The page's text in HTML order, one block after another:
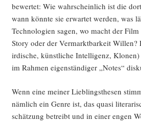
bewer­tet: Wie wahr­schein­lich ist die
wann könn­te sie erwar­tet wer­den, was
Tech­no­lo­gien sagen, wo macht der
Sto­ry oder der Ver­markt­bar­keit
ir­di­sche, künst­li­che Intel­li­genz,
im Rah­men eigen­stän­di­ger „Notes“
Wenn eine mei­ner Lieb­lings­the­sen
näm­lich ein Gen­re ist, das qua­si
schät­zung betreibt und in einer engen